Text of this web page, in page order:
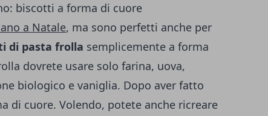
biscotti a forma di cuore
a Natale, ma sono perfetti anche per
di pasta frolla semplicemente a forma
dovrete usare solo farina, uova,
biologico e vaniglia. Dopo aver fatto
di cuore. Volendo, potete anche ricreare